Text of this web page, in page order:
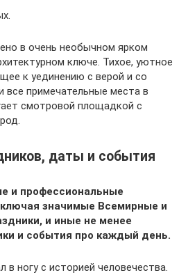
в очень необычном ярком
ключе. Тихое, уютное
к уединению с верой и со
все примечательные места в
смотровой площадкой с
даты и события
и профессиональные
значимые Всемирные и
и иные не менее
и события про каждый день.
в ногу с историей человечества.